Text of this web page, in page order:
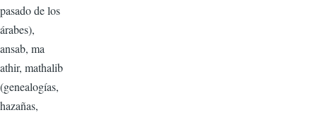
pasado de los
árabes),
ansab, ma
athir, mathalib
(genealogías,
hazañas,